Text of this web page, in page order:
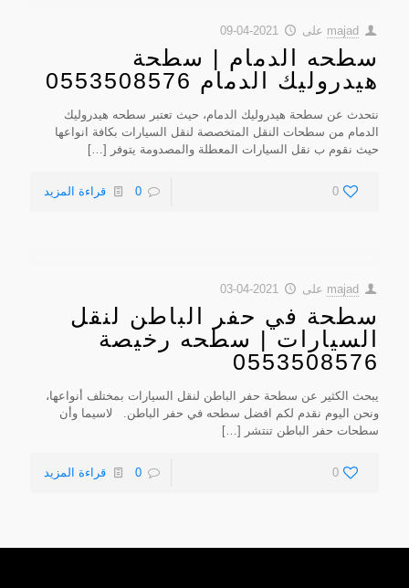
majad على 2021-04-09
سطحه الدمام | سطحة
هيدروليك الدمام 0553508576
نتحدث عن سطحة هيدروليك الدمام، حيث تعتبر سطحه هيدروليك
الدمام من سطحات النقل المتخصصة لنقل السيارات بكافة انواعها
حيث نقوم ب نقل السيارات المعطلة والمصدومة يتوفر
[…]
0
0 قراءة المزيد
majad على 2021-04-03
سطحة في حفر الباطن لنقل
السيارات | سطحه رخيصة
0553508576
يبحث الكثير عن سطحة حفر الباطن لنقل السيارات بمختلف أنواعها،
ونحن اليوم نقدم لكم افضل سطحه في حفر الباطن. لاسيما وأن
سطحات حفر الباطن تنتشر
[…]
0
0 قراءة المزيد